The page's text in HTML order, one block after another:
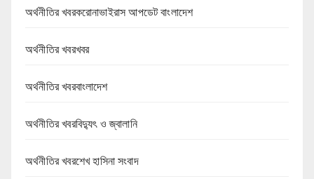
অর্থনীতির খবরকরোনাভাইরাস আপডেট বাংলাদেশ
অর্থনীতির খবরখবর
অর্থনীতির খবরবাংলাদেশ
অর্থনীতির খবরবিদ্যুৎ ও জ্বালানি
অর্থনীতির খবরশেখ হাসিনা সংবাদ